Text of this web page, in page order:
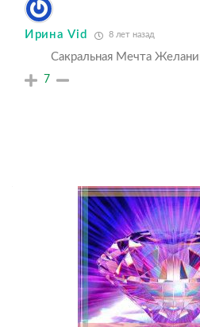
Ирина Vid 8 лет назад
Сакральная Мечта
7